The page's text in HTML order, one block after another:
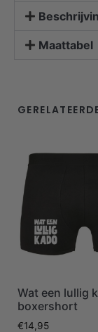
Maattabel
Wat een lullig
boxershort
€14,95